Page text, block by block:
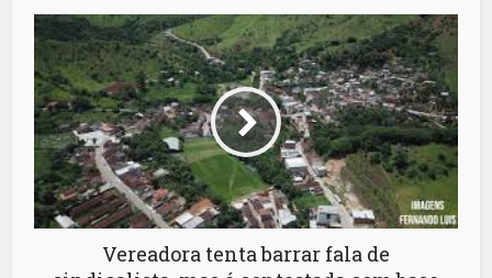
Vereadora tenta barrar fala de